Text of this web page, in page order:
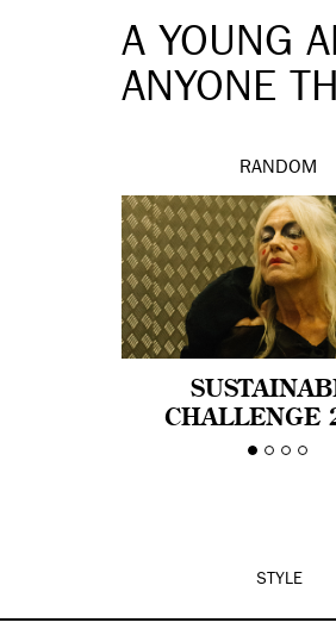
A YOUNG
ANYONE
RANDOM
CHALLENGE
CELEBRA
STYLE